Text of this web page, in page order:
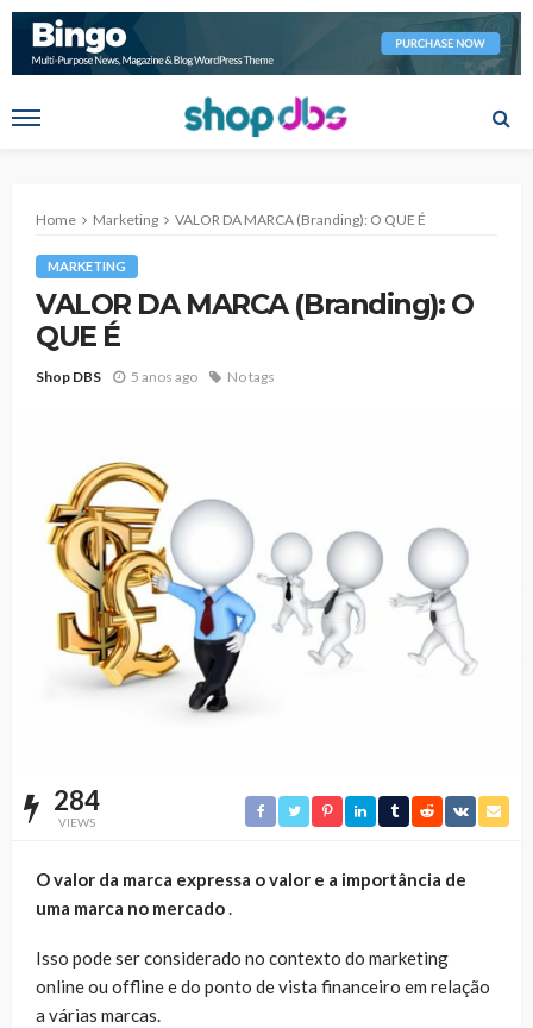
Home Marketing VALOR DA MARCA (Branding): O QUE É
MARKETING
VALOR DA MARCA (Branding): O
QUE É
Shop DBS 5 anos ago No tags
284
VIEWS
O valor da marca expressa o valor e a importância de
uma marca no mercado.
Isso pode ser considerado no contexto do marketing
online ou offline e do ponto de vista financeiro em relação
a várias marcas.